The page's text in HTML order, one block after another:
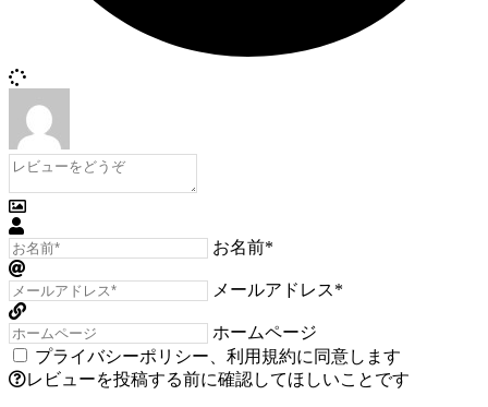
お名前*
メールアドレス*
ホームページ
プライバシーポリシー
利用規約に同意します
レビューを投稿する前に確認してほしいことです